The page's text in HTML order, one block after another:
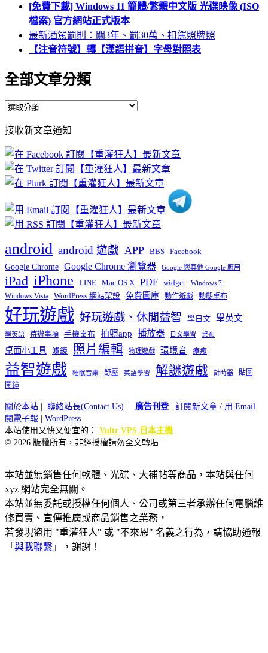
[免費下載] Windows 11 簡體/繁體中文版 光碟映像 (ISO
檔案) 官方網站正式版本
最新酒駕罰則：關3年、罰30萬、扣駕照牌照
【注音符號】轉【漢語拼音】字母對照表
全部文章分類
全
文
章
分
類
接收新文章通知
android android 遊戲 APP BBS Facebook
Google Chrome Google Chrome 瀏覽器 Google 與其他 Google 應用
iPad iPhone LINE Mac OS X PDF widget Windows 7
Windows Vista WordPress 網站架設 免費圖庫 動作遊戲 動態桌布
好玩遊戲 好玩遊戲、休閒益智 學日文 學英文
學英語 待辦事項 手機桌布 拍照app 播放器 日文學習 桌布
桌面小工具 濾鏡 照片編輯 物理遊戲 環境音 療癒
益智遊戲 睡眠音樂 舒壓 英語學習 解謎遊戲 計時器
貼圖
鬧鐘
關於本站 聯絡站長(Contact Us) 廣告刊登| 訂閱新文章 / 用 Email
閱電子報
WordPress
本站使用又快又便宜的： Vultr VPS 日本主機
© 2026 版權所有，非經授權請勿全文轉貼
本站並無銷售任何軟體、光碟、大補帖等商品，本站與任何
xyz 網站完全無關。
本站並無委託或授權任何個人、公司或第三者承辦任何電腦維
修買賣、宣傳推廣或商品銷售之業務，
若發現盜用 "重灌狂人" 或 "不來恩" 名義之行為，請協助通報
「 與我聯繫 」，謝謝！